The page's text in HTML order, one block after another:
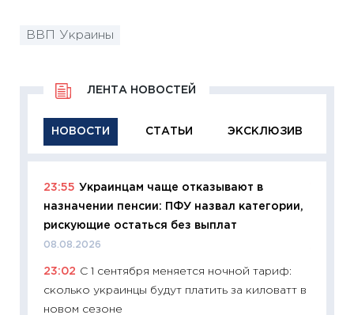
ВВП Украины
НОВОСТИ СТАТЬИ ЭКСКЛЮЗИВ
ЛЕНТА НОВОСТЕЙ
23:55 Украинцам чаще отказывают в
назначении пенсии: ПФУ назвал категории,
рискующие остаться без выплат
08.08.2026
23:02 С 1 сентября меняется ночной тариф:
сколько украинцы будут платить за киловатт в
новом сезоне